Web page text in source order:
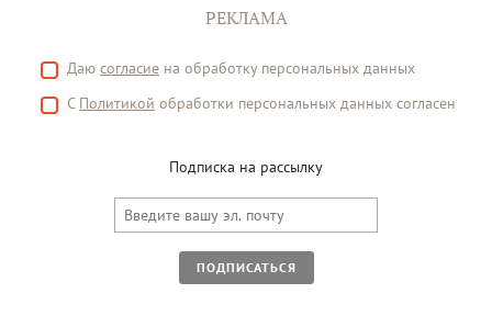
РЕКЛАМА
Даю согласие на обработку персональных данных
С Политикой обработки персональных данных согласен
Подписка на рассылку
ПОДПИСАТЬСЯ